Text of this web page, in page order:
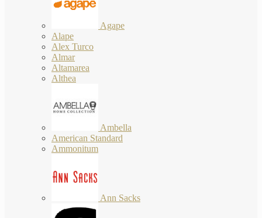
Agape
Alape
Alex Turco
Almar
Altamarea
Althea
Ambella
American Standard
Ammonitum
Ann Sacks